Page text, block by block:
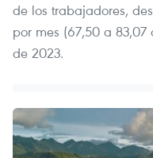
de los trabajadores,
por mes (67,50 a
de 2023.